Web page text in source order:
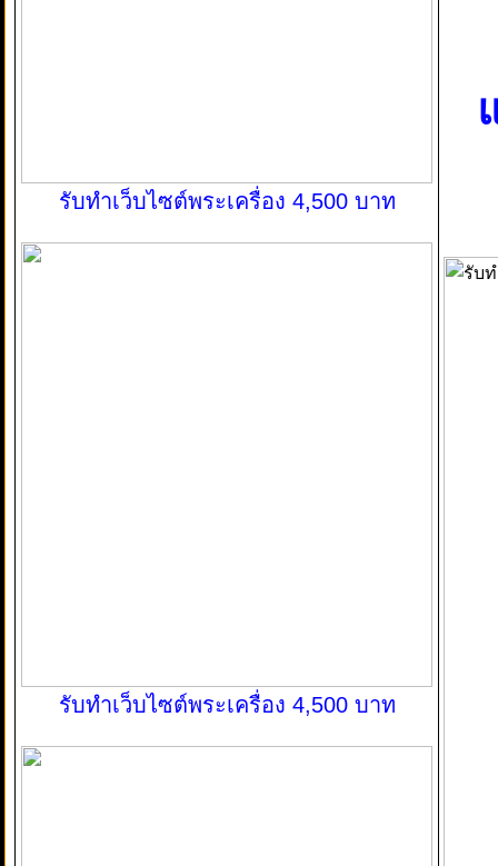
รับทำเว็บไซต์พระเครื่อง 4,500 บาท
รับทำเว็บไซต์พระเครื่อง 4,500 บาท